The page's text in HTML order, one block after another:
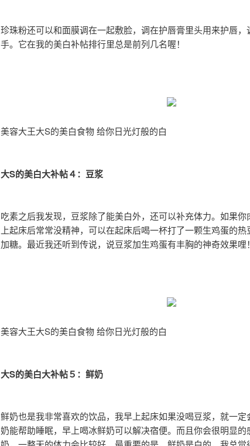
珍珠粉还可以和面膜调在一起敷脸，调在护唇膏里头用来护唇，
手。它在我的美白补帖排行里总是前列几名喔！
美容大王大S的美白食物 给你日光灯般的白
大S的美白大补帖４：豆浆
吃素之后我发现，豆浆除了能美白外，还可以补充体力。如果
上起床后常常没精神，可以在起床后喝一杯打了一颗生鸡蛋的
加糖。最近我还听到传说，说豆浆加生鸡蛋有丰胸的神奇效果哩！
美容大王大S的美白食物 给你日光灯般的白
大S的美白大补帖５：鲜奶
鲜奶也是我非常喜欢的饮品，我早上起床如果没喝豆浆，就一
奶能帮助睡眠，早上喝冰鲜奶可以解决宿便。而且你会很明显